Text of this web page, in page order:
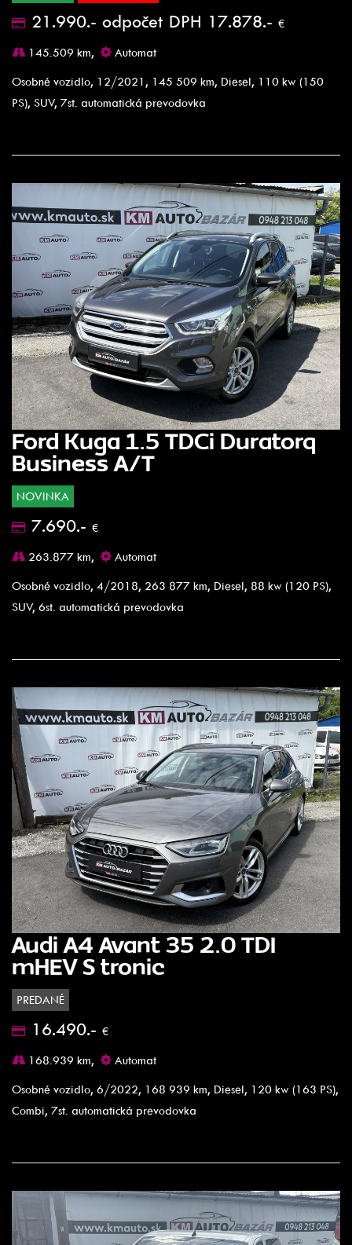
21.990.- odpočet DPH 17.878.- €
145.509 km,
Automat
Osobné vozidlo, 12/2021, 145 509 km, Diesel, 110 kw (150
PS), SUV, 7st. automatická prevodovka
Ford Kuga 1.5 TDCi Duratorq
Business A/T
NOVINKA
7.690.- €
263.877 km,
Automat
Osobné vozidlo, 4/2018, 263 877 km, Diesel, 88 kw (120 PS),
SUV, 6st. automatická prevodovka
Audi A4 Avant 35 2.0 TDI
mHEV S tronic
PREDANÉ
16.490.- €
168.939 km,
Automat
Osobné vozidlo, 6/2022, 168 939 km, Diesel, 120 kw (163 PS),
Combi, 7st. automatická prevodovka